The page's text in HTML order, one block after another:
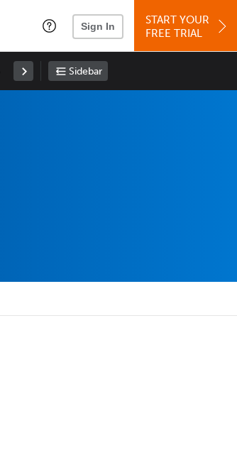
Sign In
START YOUR
FREE TRIAL
Sidebar